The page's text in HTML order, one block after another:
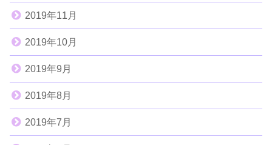
2019年11月
2019年10月
2019年9月
2019年8月
2019年7月